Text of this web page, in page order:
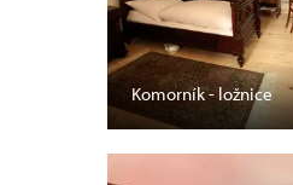
Komorník - ložnice